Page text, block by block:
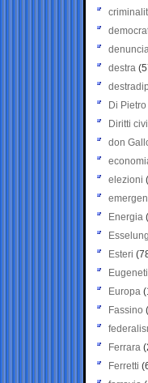
destra
Di Pietro
Diritti
don
elezioni
Energia
Esteri
Europa
Fassino
Ferrara
Ferretti